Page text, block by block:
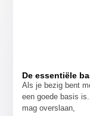
De essentiële
Als je bezig bent
een goede basis
mag overslaan,